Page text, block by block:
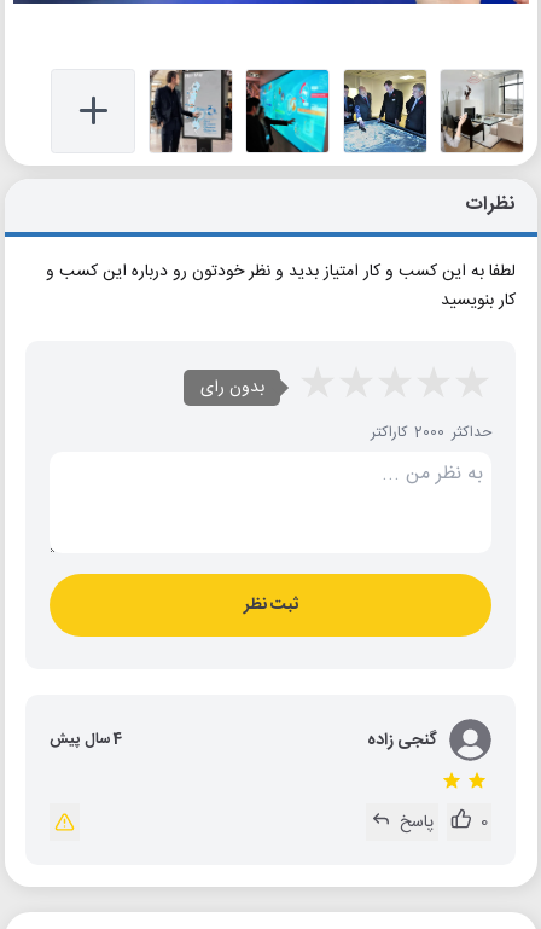
نظرات
لطفا به این کسب و کار امتیاز بدید و نظر خودتون رو درباره این کسب و
کار بنویسید
بدون رای
حداکثر 2000 کاراکتر
ثبت نظر
گنجی زاده 4 سال پیش
0 پاسخ